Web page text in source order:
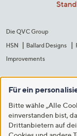
Die QVC Group
HSN
Ballard Designs
Improvements
Für ein
Bitte wähle „Alle
einverstanden bist,
Drittanbietern auf